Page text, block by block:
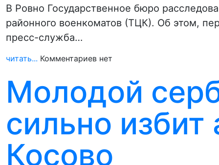
В Ровно Государственное бюро
районного военкоматов (ТЦК). Об этом,
пресс-служба…
читать... Комментариев нет
Молодой
сильно
Косово